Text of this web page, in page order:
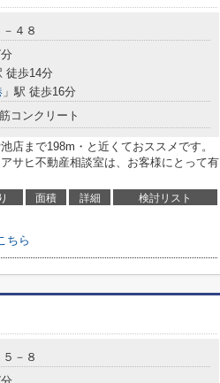
４８
徒歩14分
」駅 徒歩16分
コンクリート
店まで198m・と近くておススメです。
サヒ不動産相談室は、お客様にとって有
面積 詳細 検討リスト
ちら
－８